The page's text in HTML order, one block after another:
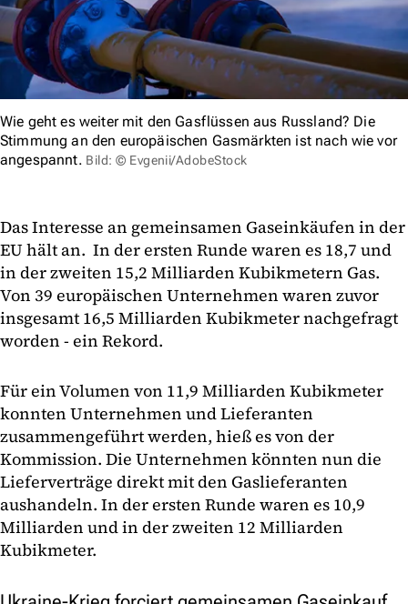
Wie geht es weiter mit den Gasflüssen aus Russland? Die
Stimmung an den europäischen Gasmärkten ist nach wie vor
angespannt. Bild: © Evgenii/AdobeStock
Das Interesse an gemeinsamen Gaseinkäufen in der
EU hält an. In der ersten Runde waren es 18,7 und
in der zweiten 15,2 Milliarden Kubikmetern Gas.
Von 39 europäischen Unternehmen waren zuvor
insgesamt 16,5 Milliarden Kubikmeter nachgefragt
worden - ein Rekord.
Für ein Volumen von 11,9 Milliarden Kubikmeter
konnten Unternehmen und Lieferanten
zusammengeführt werden, hieß es von der
Kommission. Die Unternehmen könnten nun die
Lieferverträge direkt mit den Gaslieferanten
aushandeln. In der ersten Runde waren es 10,9
Milliarden und in der zweiten 12 Milliarden
Kubikmeter.